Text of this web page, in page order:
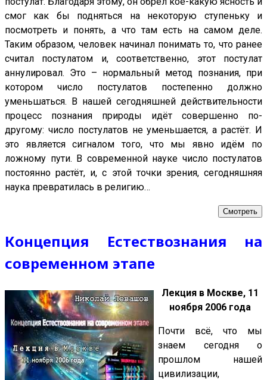
смог как бы подняться на некоторую ступеньку и
посмотреть и понять, а что там есть на самом деле.
Таким образом, человек начинал понимать то, что ранее
считал постулатом и, соответственно, этот постулат
аннулировал. Это – нормальный метод познания, при
котором число постулатов постепенно должно
уменьшаться. В нашей сегодняшней действительности
процесс познания природы идёт совершенно по-
другому: число постулатов не уменьшается, а растёт. И
это является сигналом того, что мы явно идём по
ложному пути. В современной науке число постулатов
постоянно растёт, и, с этой точки зрения, сегодняшняя
наука превратилась в религию…
Смотреть
Концепция Естествознания на
современном этапе
Лекция в Москве, 11
ноября 2006 года
Почти всё, что мы
знаем сегодня о
прошлом нашей
цивилизации,